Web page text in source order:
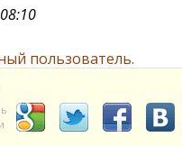
пользователь.